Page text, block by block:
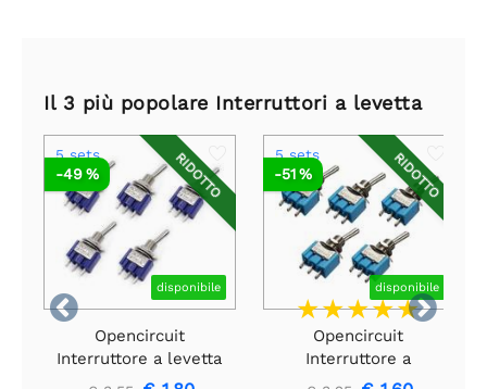
Il 3 più popolare Interruttori a levetta


RIDOTTO
5 sets
disponibile
-49 %
Opencircuit
Interruttore a levetta
- On / Off / On - 5
RIDOTTO
5 sets
disponibile
-51 %
Opencircuit
Interruttore a
bilanciere - On/On - 5